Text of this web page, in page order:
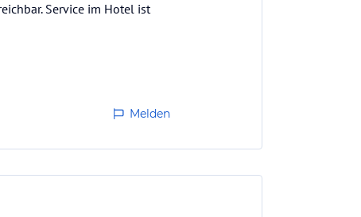
Service im Hotel ist
Melden